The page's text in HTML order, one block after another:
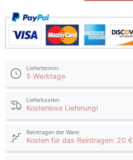
Liefertermin:
5 Werktage
Lieferkosten:
Kostenlose Lieferung!
Reintragen der Ware:
Kosten für das Reintragen: 20 €